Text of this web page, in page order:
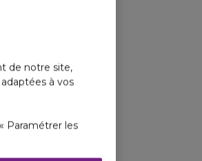
de notre site,
à vos
Paramétrer les